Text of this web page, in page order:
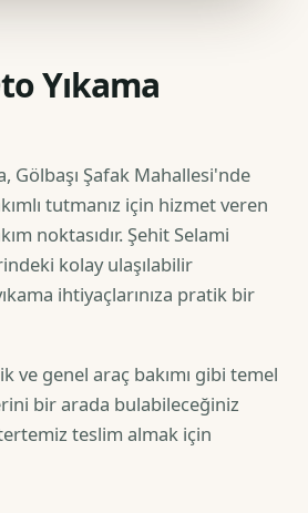
Yıkama
Gölbaşı Şafak Mahallesi'nde
tutmanız için hizmet veren
noktasıdır. Şehit Selami
kolay ulaşılabilir
ihtiyaçlarınıza pratik bir
ve genel araç bakımı gibi temel
bir arada bulabileceğiniz
tertemiz teslim almak için